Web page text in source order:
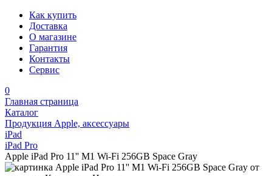
Как купить
Доставка
О магазине
Гарантия
Контакты
Сервис
0
Главная страница
Каталог
Продукция Apple, аксессуары
iPad
iPad Pro
Apple iPad Pro 11'' M1 Wi-Fi 256GB Space Gray